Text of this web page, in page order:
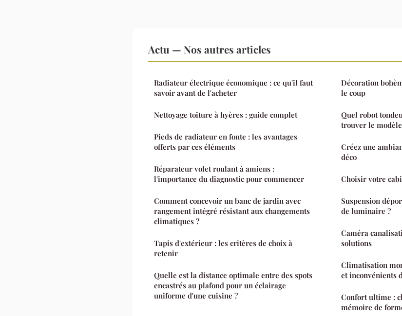
Actu — Nos autres articles
Radiateur électrique économique : ce qu'il faut
savoir avant de l'acheter
Nettoyage toiture à hyères : guide complet
Pieds de radiateur en fonte : les avantages
offerts par ces éléments
Réparateur volet roulant à amiens :
l'importance du diagnostic pour commencer
Comment concevoir un banc de jardin avec
rangement intégré résistant aux changements
climatiques ?
Tapis d'extérieur : les critères de choix à
retenir
Quelle est la distance optimale entre des spots
encastrés au plafond pour un éclairage
uniforme d'une cuisine ?
Décoration
le coup
Quel robot
trouver le
Créez une
déco
Choisir votre
Suspension
de luminaire ?
Caméra
solutions
Climatisation
et inconvénients
Confort ultime :
mémoire de